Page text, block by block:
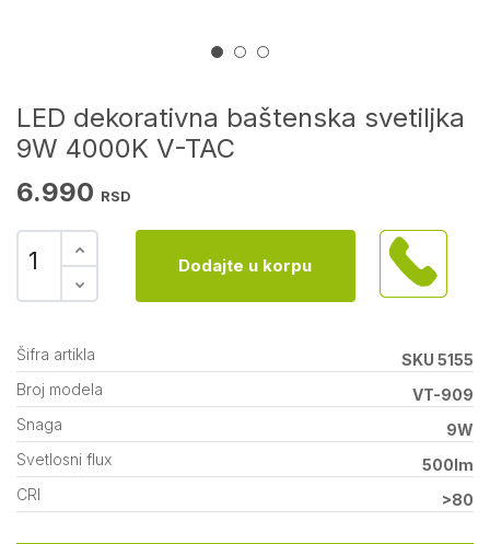
LED dekorativna baštenska svetiljka
9W 4000K V-TAC
6.990 RSD
Dodajte u korpu
Šifra artikla
SKU 5155
Broj modela
VT-909
Snaga
9W
Svetlosni flux
500lm
CRI
>80